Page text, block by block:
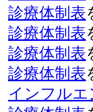
診療体制表
診療体制表
診療体制表
診療体制表
インフル